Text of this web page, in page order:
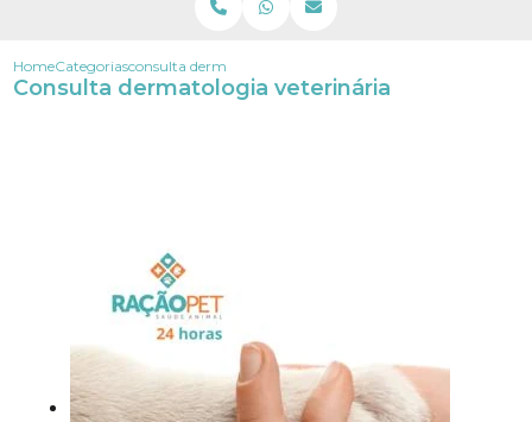
HomeCategoriasconsulta dermatologia veterinaria
Consulta dermatologia veterinária